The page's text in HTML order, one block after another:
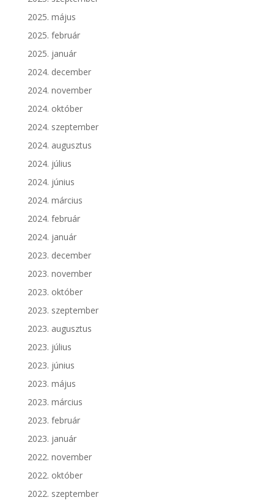
2025. május
2025. február
2025. január
2024. december
2024. november
2024. október
2024. szeptember
2024. augusztus
2024. július
2024. június
2024. március
2024. február
2024. január
2023. december
2023. november
2023. október
2023. szeptember
2023. augusztus
2023. július
2023. június
2023. május
2023. március
2023. február
2023. január
2022. november
2022. október
2022. szeptember